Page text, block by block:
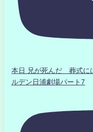
本日 兄が死んだ 葬式
ルデン日浦劇場パート7